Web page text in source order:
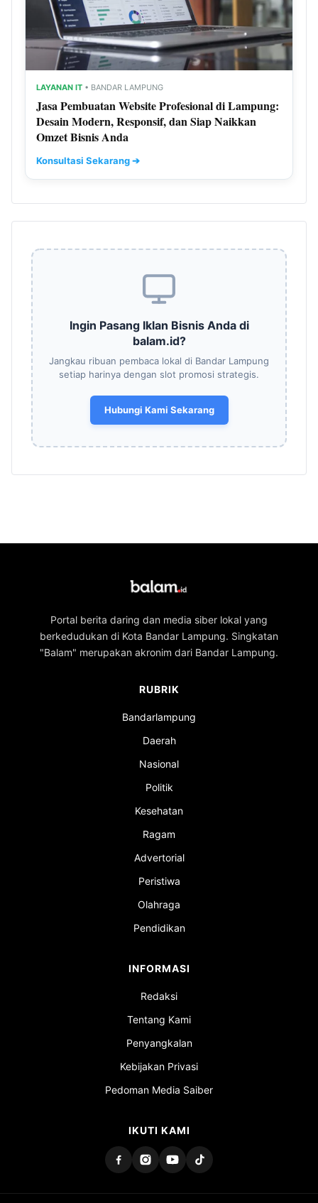
LAYANAN IT • BANDAR LAMPUNG
Jasa Pembuatan Website Profesional di Lampung:
Desain Modern, Responsif, dan Siap Naikkan
Omzet Bisnis Anda
Konsultasi Sekarang ➔
Ingin Pasang Iklan Bisnis Anda di
balam.id?
Jangkau ribuan pembaca lokal di Bandar Lampung
setiap harinya dengan slot promosi strategis.
Hubungi Kami Sekarang
Portal berita daring dan media siber lokal yang
berkedudukan di Kota Bandar Lampung. Singkatan
"Balam" merupakan akronim dari Bandar Lampung.
RUBRIK
Bandarlampung
Daerah
Nasional
Politik
Kesehatan
Ragam
Advertorial
Peristiwa
Olahraga
Pendidikan
INFORMASI
Redaksi
Tentang Kami
Penyangkalan
Kebijakan Privasi
Pedoman Media Saiber
IKUTI KAMI